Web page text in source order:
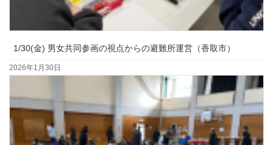
1/30(金) 男女共同参画の視点からの避難所運営（香取市）
2026年1月30日